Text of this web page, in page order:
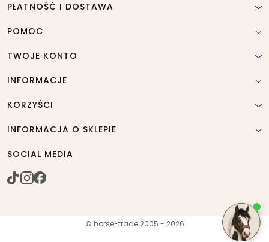
PŁATNOŚĆ I DOSTAWA
POMOC
TWOJE KONTO
INFORMACJE
KORZYŚCI
INFORMACJA O SKLEPIE
SOCIAL MEDIA
© horse-trade 2005 - 2026